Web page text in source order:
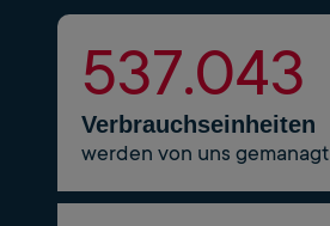
549.881
Verbrauchseinheiten
werden von uns gemanagt